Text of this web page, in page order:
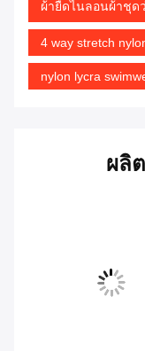
ผ้ายืดไนลอนผ้าชุด
4 way stretch
nylon lycra
ผลิ